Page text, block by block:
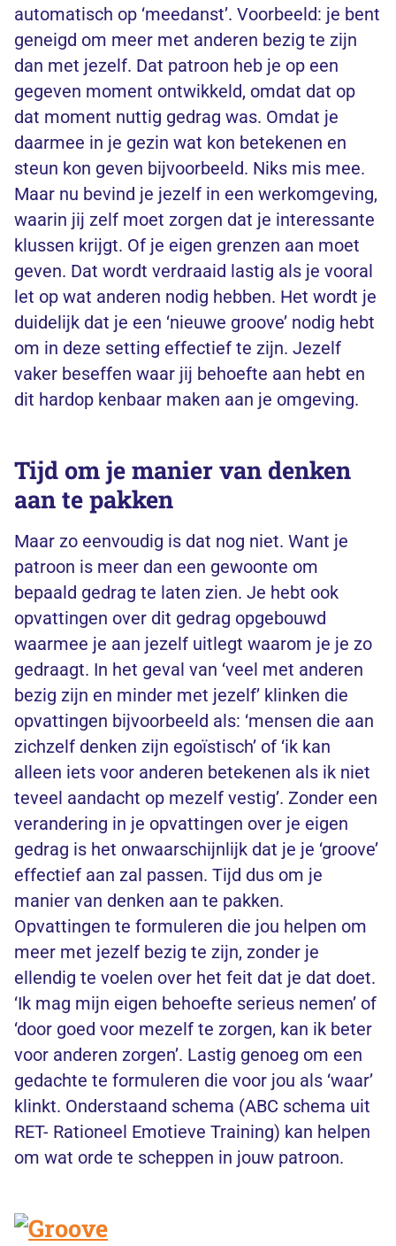
automatisch op ‘meedanst’. Voorbeeld: je bent
geneigd om meer met anderen bezig te zijn
dan met jezelf. Dat patroon heb je op een
gegeven moment ontwikkeld, omdat dat op
dat moment nuttig gedrag was. Omdat je
daarmee in je gezin wat kon betekenen en
steun kon geven bijvoorbeeld. Niks mis mee.
Maar nu bevind je jezelf in een werkomgeving,
waarin jij zelf moet zorgen dat je interessante
klussen krijgt. Of je eigen grenzen aan moet
geven. Dat wordt verdraaid lastig als je vooral
let op wat anderen nodig hebben. Het wordt je
duidelijk dat je een ‘nieuwe groove’ nodig hebt
om in deze setting effectief te zijn. Jezelf
vaker beseffen waar jij behoefte aan hebt en
dit hardop kenbaar maken aan je omgeving.
Tijd om je manier van denken
aan te pakken
Maar zo eenvoudig is dat nog niet. Want je
patroon is meer dan een gewoonte om
bepaald gedrag te laten zien. Je hebt ook
opvattingen over dit gedrag opgebouwd
waarmee je aan jezelf uitlegt waarom je je zo
gedraagt. In het geval van ‘veel met anderen
bezig zijn en minder met jezelf’ klinken die
opvattingen bijvoorbeeld als: ‘mensen die aan
zichzelf denken zijn egoïstisch’ of ‘ik kan
alleen iets voor anderen betekenen als ik niet
teveel aandacht op mezelf vestig’. Zonder een
verandering in je opvattingen over je eigen
gedrag is het onwaarschijnlijk dat je je ‘groove’
effectief aan zal passen. Tijd dus om je
manier van denken aan te pakken.
Opvattingen te formuleren die jou helpen om
meer met jezelf bezig te zijn, zonder je
ellendig te voelen over het feit dat je dat doet.
‘Ik mag mijn eigen behoefte serieus nemen’ of
‘door goed voor mezelf te zorgen, kan ik beter
voor anderen zorgen’. Lastig genoeg om een
gedachte te formuleren die voor jou als ‘waar’
klinkt. Onderstaand schema (ABC schema uit
RET- Rationeel Emotieve Training) kan helpen
om wat orde te scheppen in jouw patroon.